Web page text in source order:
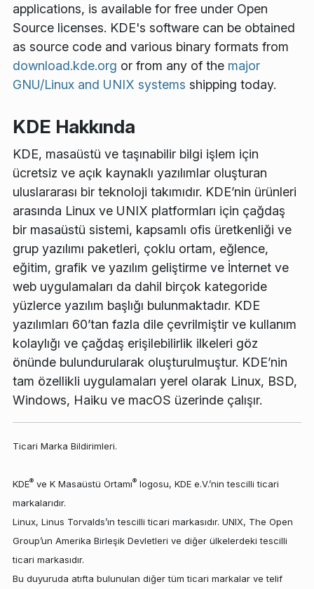
applications, is available for free under Open
Source licenses. KDE's software can be obtained
as source code and various binary formats from
download.kde.org or from any of the major
GNU/Linux and UNIX systems shipping today.
KDE Hakkında
KDE, masaüstü ve taşınabilir bilgi işlem için
ücretsiz ve açık kaynaklı yazılımlar oluşturan
uluslararası bir teknoloji takımıdır. KDE’nin ürünleri
arasında Linux ve UNIX platformları için çağdaş
bir masaüstü sistemi, kapsamlı ofis üretkenliği ve
grup yazılımı paketleri, çoklu ortam, eğlence,
eğitim, grafik ve yazılım geliştirme ve İnternet ve
web uygulamaları da dahil birçok kategoride
yüzlerce yazılım başlığı bulunmaktadır. KDE
yazılımları 60’tan fazla dile çevrilmiştir ve kullanım
kolaylığı ve çağdaş erişilebilirlik ilkeleri göz
önünde bulundurularak oluşturulmuştur. KDE’nin
tam özellikli uygulamaları yerel olarak Linux, BSD,
Windows, Haiku ve macOS üzerinde çalışır.
Ticari Marka Bildirimleri.
KDE® ve K Masaüstü Ortamı® logosu, KDE e.V.’nin tescilli ticari
markalarıdır.
Linux, Linus Torvalds’ın tescilli ticari markasıdır. UNIX, The Open
Group’un Amerika Birleşik Devletleri ve diğer ülkelerdeki tescilli
ticari markasıdır.
Bu duyuruda atıfta bulunulan diğer tüm ticari markalar ve telif